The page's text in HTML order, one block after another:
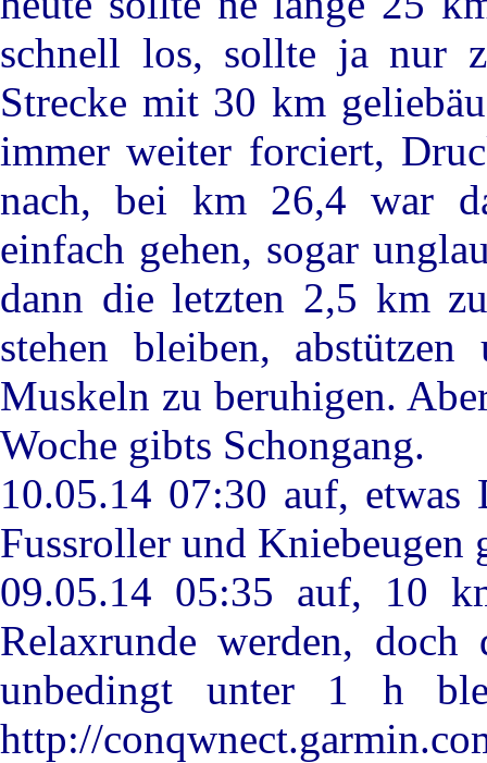
schnell los, sollte ja nur
Strecke mit 30 km
immer weiter forciert,
nach, bei km 26,4 war
einfach gehen, sogar
dann die letzten 2,5 km
stehen bleiben,
Muskeln zu beruhigen.
Woche gibts Schongang.
10.05.14 07:30 auf,
Fussroller und Kniebeugen
09.05.14 05:35 auf, 10
Relaxrunde werden,
unbedingt unter 1 h
http://